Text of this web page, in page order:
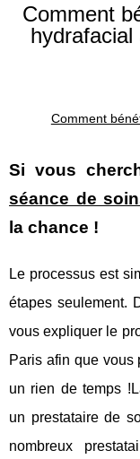
Comment
Comment
Si vous
séance de
la chance !
Le processus est
étapes seulement.
vous expliquer le
Paris afin que vous
un rien de temps
un prestataire de
nombreux